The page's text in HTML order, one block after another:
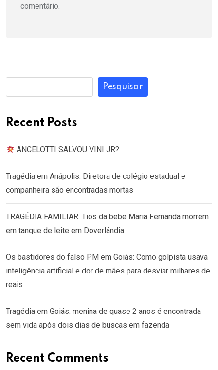
comentário.
Pesquisar
Recent Posts
ANCELOTTI SALVOU VINI JR?
Tragédia em Anápolis: Diretora de colégio estadual e
companheira são encontradas mortas
TRAGÉDIA FAMILIAR: Tios da bebê Maria Fernanda morrem
em tanque de leite em Doverlândia
Os bastidores do falso PM em Goiás: Como golpista usava
inteligência artificial e dor de mães para desviar milhares de
reais
Tragédia em Goiás: menina de quase 2 anos é encontrada
sem vida após dois dias de buscas em fazenda
Recent Comments